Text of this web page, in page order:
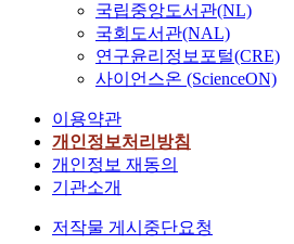
국립중앙도서관(NL)
국회도서관(NAL)
연구윤리정보포털(CRE)
사이언스온 (ScienceON)
이용약관
개인정보처리방침
개인정보 재동의
기관소개
저작물 게시중단요청